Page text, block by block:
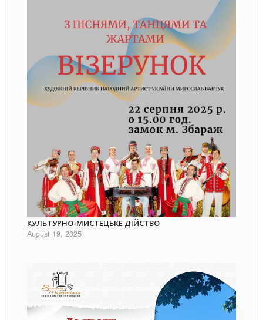
КУЛЬТУРНО-МИСТЕЦЬКЕ ДІЙСТВО
August 19, 2025